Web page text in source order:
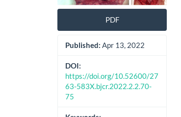
PDF
Published: Apr 13, 2022
DOI:
https://doi.org/10.52600/27
63-583X.bjcr.2022.2.2.70-
75